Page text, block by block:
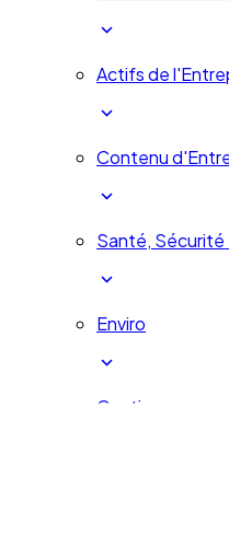
Actifs de
Contenu
Santé, Sécurité
Environnement,
Gestion des